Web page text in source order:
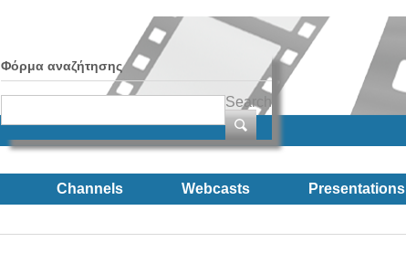
Φόρμα αναζήτησης
Search
Channels Webcasts Presentations